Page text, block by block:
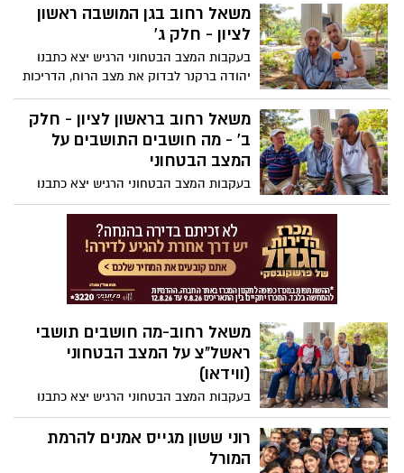
הנמצאים במצב רגיעה בגן המושבה במרכז
העיר....צפו בווידאו.
משאל רחוב בגן המושבה ראשון
לציון - חלק ג'
בעקבות המצב הבטחוני הרגיש יצא כתבנו
יהודה ברקנר לבדוק את מצב הרוח, הדריכות
והדעות החלוקות של תושבי ראשון לציון
הנמצאים במצב רגיעה בגן המושבה במרכז
העיר....צפו בווידאו.
משאל רחוב בראשון לציון - חלק
ב' - מה חושבים התושבים על
המצב הבטחוני
בעקבות המצב הבטחוני הרגיש יצא כתבנו
יהודה ברקנר לבדוק את מצב הרוח, הדריכות
והדעות החלוקות של תושבי ראשון לציון
הנמצאים במצב רגיעה בגן המושבה במרכז
העיר....צפו בווידאו.
משאל רחוב-מה חושבים תושבי
ראשל"צ על המצב הבטחוני
(ווידאו)
בעקבות המצב הבטחוני הרגיש יצא כתבנו
יהודה ברקנר לבדוק את מצב הרוח, הדריכות
והדעות החלוקות של תושבי ראשון לציון
הנמצאים במצב רגיעה בגן המושבה במרכז
רוני ששון מגייס אמנים להרמת
המורל